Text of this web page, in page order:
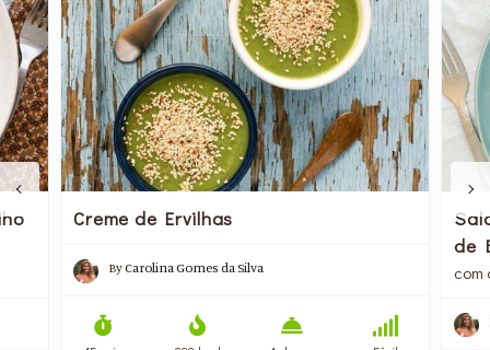
Creme de Ervilhas
ByCarolina Gomes da Silva
de
com